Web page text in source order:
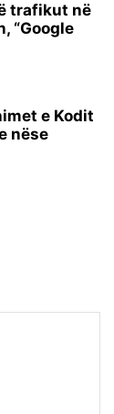
trafikut në
“Google
e Kodit
nëse